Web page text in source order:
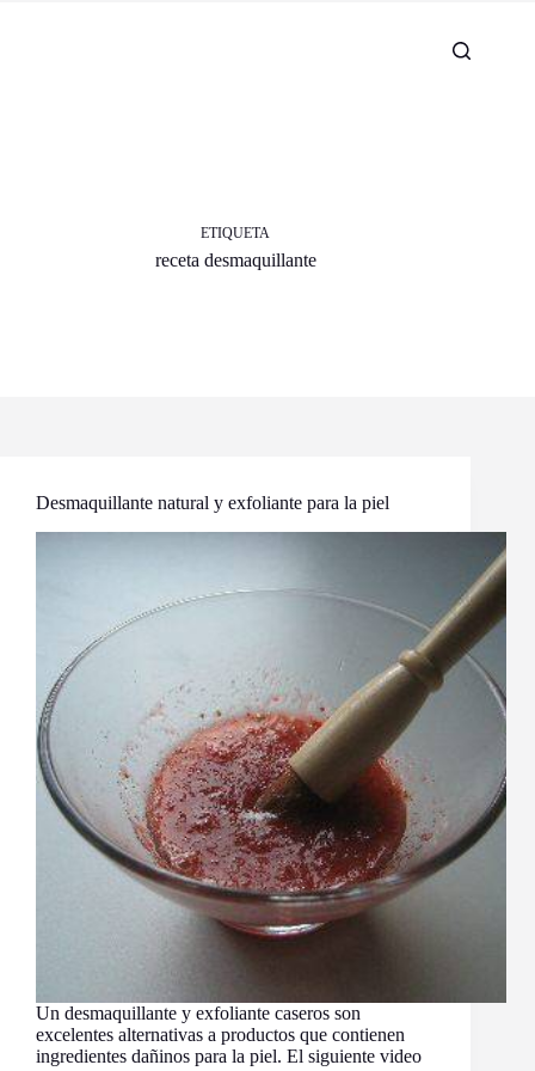
ETIQUETA
receta desmaquillante
Desmaquillante natural y exfoliante para la piel
Un desmaquillante y exfoliante caseros son
excelentes alternativas a productos que contienen
ingredientes dañinos para la piel. El siguiente video